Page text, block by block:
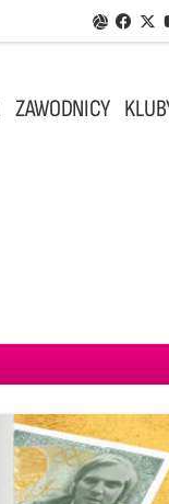
ZAWODNICY